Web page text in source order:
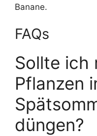
Banane.
FAQs
Sollte ich
Pflanzen
düngen?